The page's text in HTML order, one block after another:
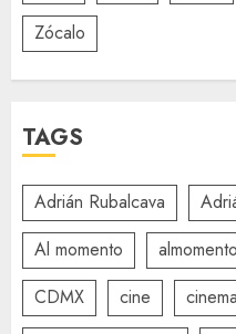
Zócalo
TAGS
Adrián Rubalcava
Al momento
almomento
CDMX
cine cinema